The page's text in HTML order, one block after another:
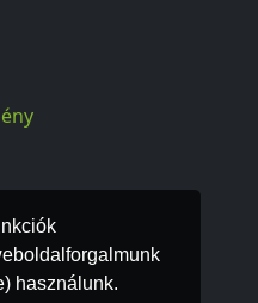
használunk.